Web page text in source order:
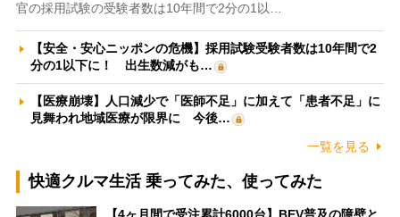
官の採用試験の受験者数は10年間で2分の1以…
【安全・安心ニッポンの危機】採用試験受験者数は10年間で2
分の1以下に！ 出生数減がも…
【医療崩壊】人口減少で「医師不足」に加えて「患者不足」に
見舞われ地域医療が限界に 今後…
一覧を見る
快適クルマ生活 乗ってみた、使ってみた